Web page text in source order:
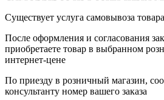
Существует услуга самовывоза товара
После оформления и согласования
приобретаете товар в выбранном
интернет-цене
По приезду в розничный магазин,
консультанту номер вашего заказа